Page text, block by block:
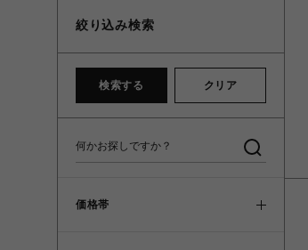
絞り込み検索
検索する クリア
価格帯